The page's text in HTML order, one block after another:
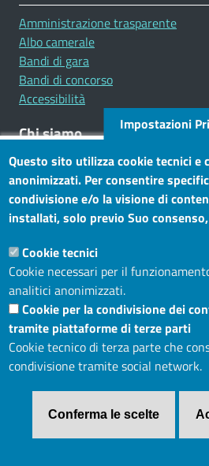
Amministrazione trasparente
Albo camerale
Bandi di gara
Bandi di concorso
Accessibilità
Chi siamo
Mission
Statuto e carta dei servizi
Social
Sito web
Accesso riservato
Mappa del sito
Impostazioni
Questo sito utilizza cookie tecnici e
anonimizzati. Per consentire
condivisione e/o la visione di
installati, solo previo Suo
questo banner, può accettare tutti i
categorie di cookie di cui consente
Sue preferenze. Per vedere la
Maggiori informazioni
Cookie tecnici
Cookie necessari per il
analitici anonimizzati.
Cookie per la condivisione dei
tramite piattaforme di terze parti
Cookie tecnico di terza parte che
condivisione tramite social network.
Conferma le scelte